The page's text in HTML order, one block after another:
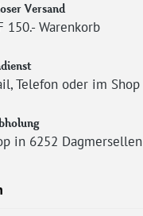
Versand
150.- Warenkorb
Telefon oder im Shop
in 6252 Dagmersellen